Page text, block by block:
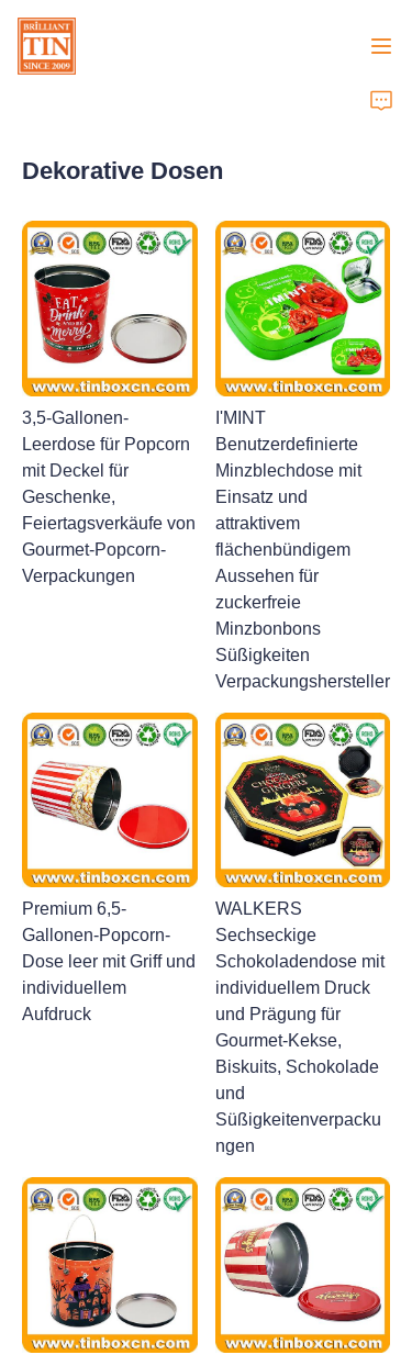
Dekorative Dosen
3,5-Gallonen-
Leerdose für Popcorn
mit Deckel für
Geschenke,
Feiertagsverkäufe von
Gourmet-Popcorn-
Verpackungen
I'MINT
Benutzerdefinierte
Minzblechdose mit
Einsatz und
attraktivem
flächenbündigem
Aussehen für
zuckerfreie
Minzbonbons
Süßigkeiten
Verpackungshersteller
Premium 6,5-
Gallonen-Popcorn-
Dose leer mit Griff und
individuellem
Aufdruck
WALKERS
Sechseckige
Schokoladendose mit
individuellem Druck
und Prägung für
Gourmet-Kekse,
Biskuits, Schokolade
und
Süßigkeitenverpacku
ngen
Unternehmen
Produkte
Kundendienst
Messen 2026
Zertifikate
Nachhaltigkeit
Nachrichten
Produkte